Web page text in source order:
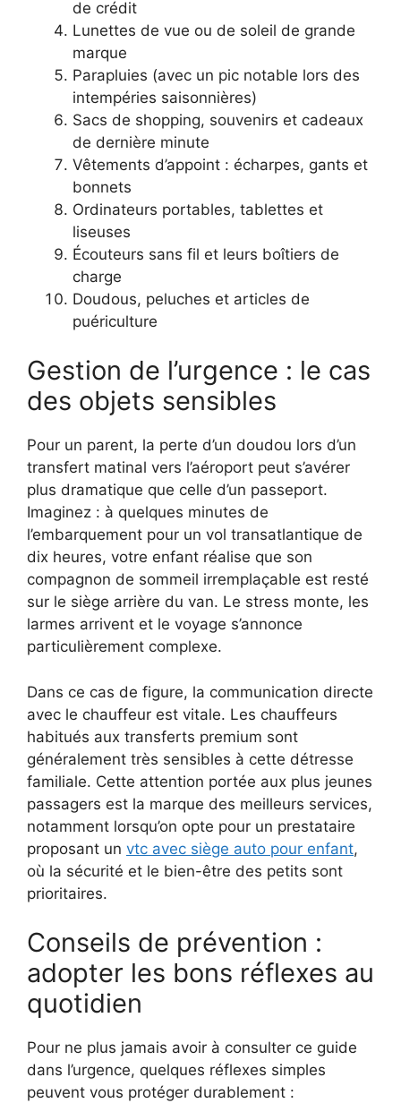
de crédit
Lunettes de vue ou de soleil de grande
marque
Parapluies (avec un pic notable lors des
intempéries saisonnières)
Sacs de shopping, souvenirs et cadeaux
de dernière minute
Vêtements d’appoint : écharpes, gants et
bonnets
Ordinateurs portables, tablettes et
liseuses
Écouteurs sans fil et leurs boîtiers de
charge
Doudous, peluches et articles de
puériculture
Gestion de l’urgence : le cas
des objets sensibles
Pour un parent, la perte d’un doudou lors d’un
transfert matinal vers l’aéroport peut s’avérer
plus dramatique que celle d’un passeport.
Imaginez : à quelques minutes de
l’embarquement pour un vol transatlantique de
dix heures, votre enfant réalise que son
compagnon de sommeil irremplaçable est resté
sur le siège arrière du van. Le stress monte, les
larmes arrivent et le voyage s’annonce
particulièrement complexe.
Dans ce cas de figure, la communication directe
avec le chauffeur est vitale. Les chauffeurs
habitués aux transferts premium sont
généralement très sensibles à cette détresse
familiale. Cette attention portée aux plus jeunes
passagers est la marque des meilleurs services,
notamment lorsqu’on opte pour un prestataire
proposant un vtc avec siège auto pour enfant,
où la sécurité et le bien-être des petits sont
prioritaires.
Conseils de prévention :
adopter les bons réflexes au
quotidien
Pour ne plus jamais avoir à consulter ce guide
dans l’urgence, quelques réflexes simples
peuvent vous protéger durablement :